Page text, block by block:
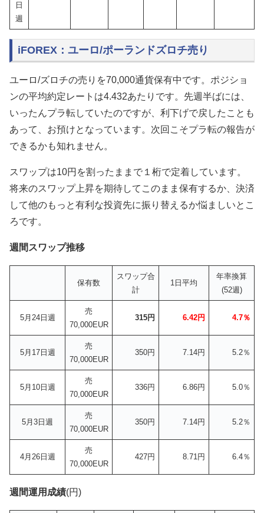
日
週
iFOREX：ユーロ/ポーランドズロチ売り
ユーロ/ズロチの売りを70,000通貨保有中です。ポジショ
ンの平均約定レートは4.432あたりです。先週半ばには、
いったんプラ転していたのですが、利下げで戻したことも
あって、お預けとなっています。次回こそプラ転の報告が
できるかも知れません。
スワップは10円を割ったままで１桁で定着しています。
将来のスワップ上昇を期待してこのまま保有するか、決済
して他のもっと有利な投資先に振り替えるか悩ましいとこ
ろです。
週間スワップ推移
保有数
スワップ合
計
1日平均
年率換算
(52週)
5月24日週
売
70,000EUR
315円 6.42円 4.7％
5月17日週
売
70,000EUR
350円 7.14円 5.2％
5月10日週
売
70,000EUR
336円 6.86円 5.0％
5月3日週
売
70,000EUR
350円 7.14円 5.2％
4月26日週
売
70,000EUR
427円 8.71円 6.4％
週間運用成績(円)